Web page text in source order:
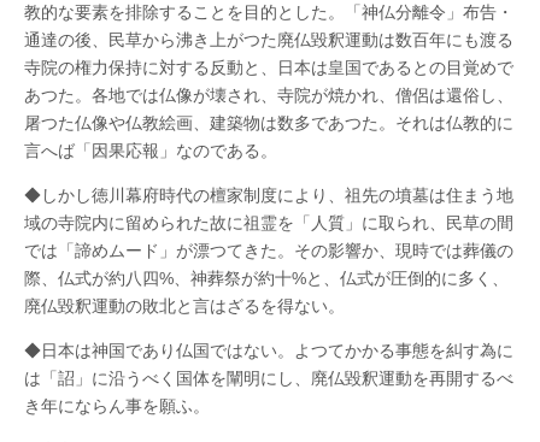
教的な要素を排除することを目的とした。「神仏分離令」布告・
通達の後、民草から沸き上がつた廃仏毀釈運動は数百年にも渡る
寺院の権力保持に対する反動と、日本は皇国であるとの目覚めで
あつた。各地では仏像が壊され、寺院が焼かれ、僧侶は還俗し、
屠つた仏像や仏教絵画、建築物は数多であつた。それは仏教的に
言へば「因果応報」なのである。
◆しかし徳川幕府時代の檀家制度により、祖先の墳墓は住まう地
域の寺院内に留められた故に祖霊を「人質」に取られ、民草の間
では「諦めムード」が漂つてきた。その影響か、現時では葬儀の
際、仏式が約八四%、神葬祭が約十%と、仏式が圧倒的に多く、
廃仏毀釈運動の敗北と言はざるを得ない。
◆日本は神国であり仏国ではない。よつてかかる事態を糾す為に
は「詔」に沿うべく国体を闡明にし、廃仏毀釈運動を再開するべ
き年にならん事を願ふ。